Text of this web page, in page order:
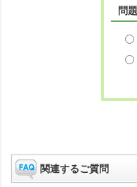
問
関連するご質問